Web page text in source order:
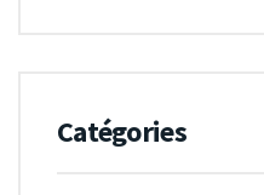
Catégories